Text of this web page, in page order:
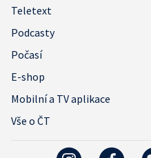
Teletext
Podcasty
Počasí
E-shop
Mobilní a TV aplikace
Vše o ČT